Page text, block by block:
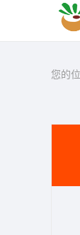
您的位